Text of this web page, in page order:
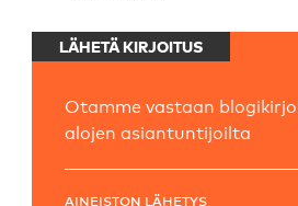
LÄHETÄ KIRJOITUS
Otamme vastaan
alojen asiantuntijoilta
AINEISTON LÄHETYS